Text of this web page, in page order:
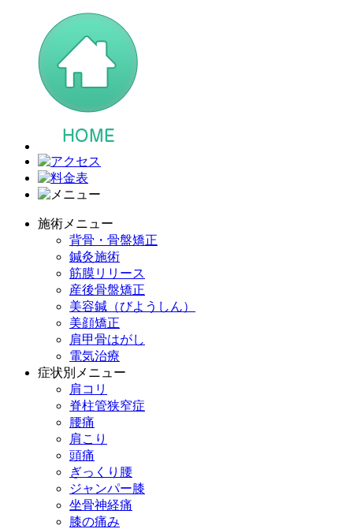
施術メニュー
背骨・骨盤矯正
鍼灸施術
筋膜リリース
産後骨盤矯正
美容鍼（びようしん）
美顔矯正
肩甲骨はがし
電気治療
症状別メニュー
肩コリ
脊柱管狭窄症
腰痛
肩こり
頭痛
ぎっくり腰
ジャンパー膝
坐骨神経痛
膝の痛み